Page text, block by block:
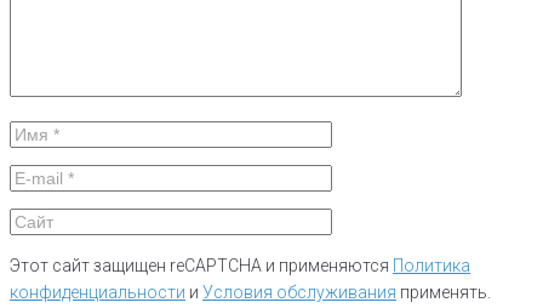
Этот сайт защищен reCAPTCHA и применяются Политика
конфиденциальности и Условия обслуживания применять.